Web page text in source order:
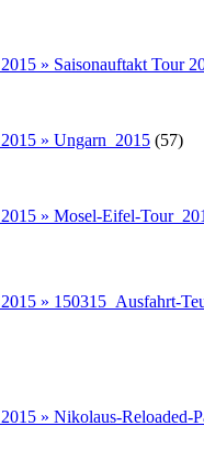
» Saisonauftakt Tour
» Ungarn_2015 (57)
» Mosel-Eifel-
» 150315_Ausfahrt-
» Nikolaus-Reloaded-